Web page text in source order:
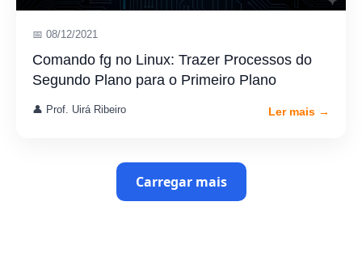
📅 08/12/2021
Comando fg no Linux: Trazer Processos do
Segundo Plano para o Primeiro Plano
👤 Prof. Uirá Ribeiro Ler mais →
Carregar mais